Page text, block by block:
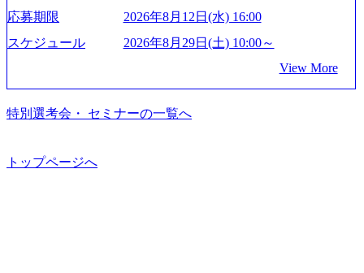
模基幹システムにおける最上流のPoC(概念実証)支援から構
想策定、開発マネジメント支援までを一気通貫で担当して
います。 生成AIなどの最新技術とシステムを活用し、顧客
の業務革新と効率化の実現に貢献します。 ＜PL/PM＞ 顧客
の要望を深くヒアリングし、企画構想からアジャイル開発
による開発支援までを一気通貫で推進していただきます。
プロジェクト提案・推進の中核として、企画・要件定義か
流での現状分析、顧客ヒアリング、戦略策定、技術選定、
る 日本では2.3万人以上の従業員を擁しており(会計系BIG4
を上回る規模感)、営業利益率も約15％と驚異的な数字とな
を遂げていることから、今後も高い成長が見込まれる 多く
の技術者を抱えており、アビームコンサルティングに続い
て日本国内2番目にSAP認定コンサルタント制度の有資格者
数が多く、特にIT領域に強みを持つ グローバルのポジショ
ーケットプレイス」が存在し、本ツールを活用で上司の引
96dc8f2-7d54-42b9-a7ae-8c532c52d3d8_1200x678.webp アビー
ムコンサルティング会社資料 (https://www.abeam.com/content/
dam/abeam/jp/ja/about/company/ABeamConsultingCompanyProfil
e_jpn_4.pdf) 『SAP AWARD OF EXCELLENCE 2024』にお
ルティング、社員の健康改善を支援 食事・睡眠など可視
w.businessinsider.jp/post-283587) アサヒグループホールディン
アントにお届けするのは単なるレポートではなく、『結
果』である。」この原則のもと、ベインは1973年に創業さ
れた。クライアントが不確かな未来の中、競争に勝てるよ
に、提言を具体的な行動に落とし込んでいる。 徹底した
「結果主義」を標榜。クライアントのフルポテンシャル実
現を目標に、具体的に目に見える成果を出すことを信条と
（真北）という言葉がよくつかわれる。針が少し東に傾い
応募期限
2026年8月12日(水) 16:00
スケジュール
2026年8月29日(土) 10:00～
View More
特別選考会・ セミナーの一覧へ
トップページへ